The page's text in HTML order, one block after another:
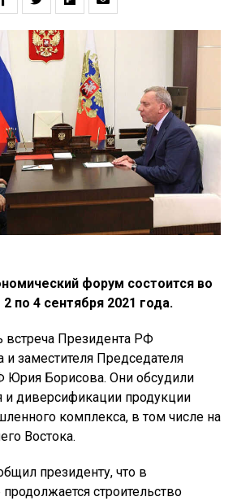
форум состоится во
по 4 сентября 2021 года.
встреча Президента РФ
заместителя Председателя
Юрия Борисова. Они обсудили
и диверсификации продукции
комплекса, в том числе на
Востока.
президенту, что в
строительство